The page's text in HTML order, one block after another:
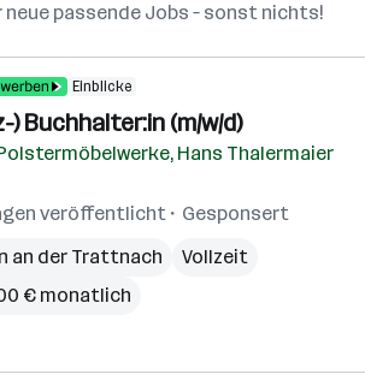
passende Jobs – sonst nichts!
Einblicke
) Buchhalter:in (m/w/d)
Hans Thalermaier
veröffentlicht
Gesponsert
an der Trattnach
Vollzeit
€ monatlich